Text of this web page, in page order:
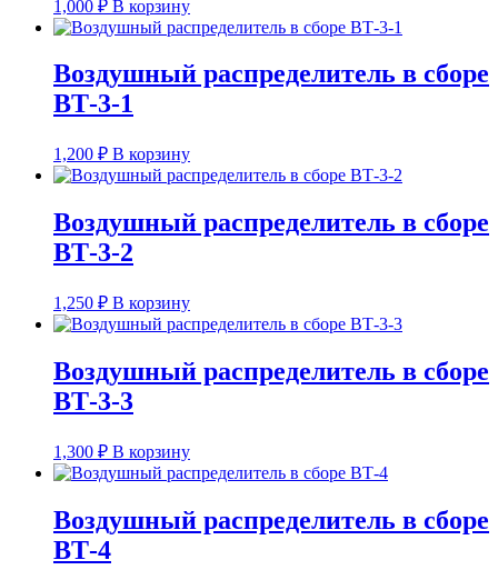
1,000 ₽ В корзину
Воздушный распределитель в сборе
ВТ-3-1
1,200 ₽ В корзину
Воздушный распределитель в сборе
ВТ-3-2
1,250 ₽ В корзину
Воздушный распределитель в сборе
ВТ-3-3
1,300 ₽ В корзину
Воздушный распределитель в сборе
ВТ-4